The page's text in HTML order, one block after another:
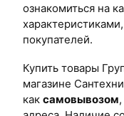
ознакомиться на
покупателей.
Купить товары
магазине
как самовывозом